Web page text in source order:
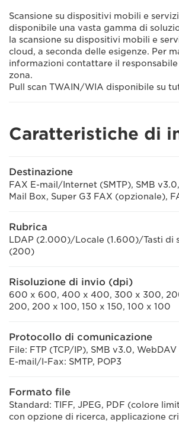
Scansione su dispositivi mobili e
disponibile una vasta gamma di
la scansione su dispositivi mobili e
cloud, a seconda delle esigenze. Per
informazioni contattare il
zona.
Pull scan TWAIN/WIA disponibile su
Caratteristiche di
Destinazione
FAX E-mail/Internet (SMTP), SMB
Mail Box, Super G3 FAX (opzionale),
Rubrica
LDAP (2.000)/Locale (1.600)/Tasti di
(200)
Risoluzione di invio (dpi)
600 x 600, 400 x 400, 300 x 300,
200, 200 x 100, 150 x 150, 100 x 100
Protocollo di comunicazione
File: FTP (TCP/IP), SMB v3.0, WebDAV
E-mail/I-Fax: SMTP, POP3
Formato file
Standard: TIFF, JPEG, PDF (colore
con opzione di ricerca, applicazione